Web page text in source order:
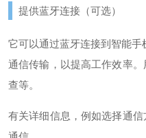
提供蓝牙连接（可选）
它可以通过蓝牙连接到智能
通信传输，以提高工作效率。
查等。
有关详细信息，例如选择通